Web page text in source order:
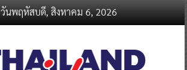
วันพฤหัสบดี, สิงหาคม 6, 2026